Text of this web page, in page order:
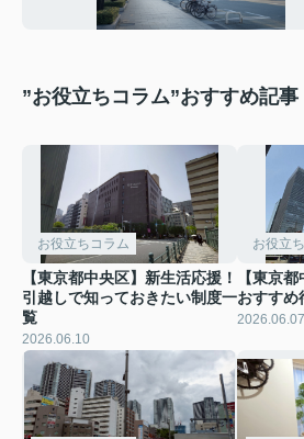
”お役立ちコラム”おすすめ記事
お役立ちコラム
【東京都中央区】新生活応援！
引越しで知っておきたい制度一
覧
2026.06.10
お役立
【東京
おすすめ
2026.06.07